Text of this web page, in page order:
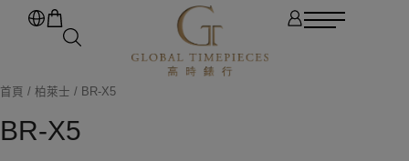
首頁 / 柏萊士 / BR-X5
BR-X5